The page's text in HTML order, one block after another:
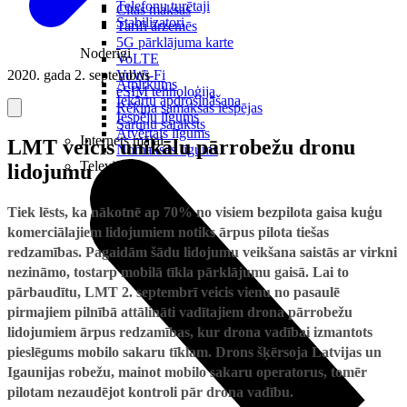
Citas maksas
Tarifi ārzemēs
5G pārklājuma karte
VoLTE
VoWi-Fi
eSIM tehnoloģija
Rēķina samaksas iespējas
Sarunu saraksts
Internets mājai
Telefonu turētaji
Stabilizatori
Noderīgi
Atpirkums
Iekārtu apdrošināšana
Iespēju līgums
Atvērtais līgums
Nomaksas līgums
Televizori
2020. gada 2. septembris
LMT veicis unikālu pārrobežu dronu
lidojumu
Tiek lēsts, ka nākotnē ap 70% no visiem bezpilota gaisa kuģu
komerciālajiem lidojumiem notiks ārpus pilota tiešas
redzamības. Pagaidām šādu lidojumu veikšana saistās ar virkni
nezināmo, tostarp mobilā tīkla pārklājumu gaisā. Lai to
pārbaudītu, LMT 2. septembrī veicis vienu no pasaulē
pirmajiem pilnībā attālināti vadītajiem drona pārrobežu
lidojumiem ārpus redzamības, kur drona vadībai izmantots
pieslēgums mobilo sakaru tīklam. Drons šķērsoja Latvijas un
Igaunijas robežu, mainot mobilo sakaru operatorus, tomēr
pilotam nezaudējot kontroli pār drona vadību.